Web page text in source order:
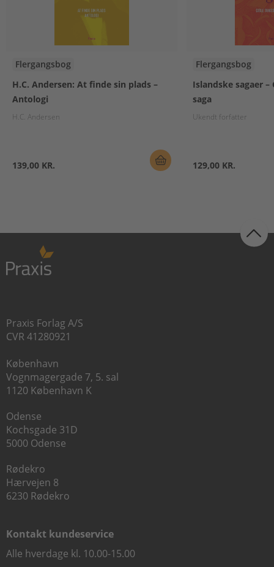
Flergangsbog
H.C. Andersen: At finde sin plads –
Antologi
H.C. Andersen
139,00 KR.
Flergangsbog
Islandske sagaer –
saga
Ukendt forfatter
129,00 KR.
Praxis Forlag A/S
CVR 41280921
København
Vognmagergade 7, 5. sal
1120 København K
Odense
Kochsgade 31D
5000 Odense
Rødekro
Hærvejen 8
6230 Rødekro
Kontakt kundeservice
Alle hverdage kl. 10.00-15.00